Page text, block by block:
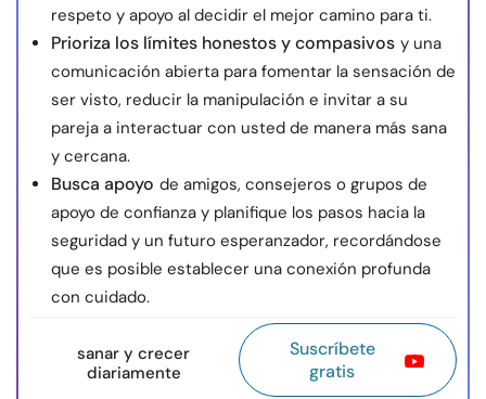
respeto y apoyo al decidir el mejor camino para ti.
Prioriza los límites honestos y compasivos y una
comunicación abierta para fomentar la sensación de
ser visto, reducir la manipulación e invitar a su
pareja a interactuar con usted de manera más sana
y cercana.
Busca apoyo de amigos, consejeros o grupos de
apoyo de confianza y planifique los pasos hacia la
seguridad y un futuro esperanzador, recordándose
que es posible establecer una conexión profunda
con cuidado.
sanar y crecer
diariamente
Suscríbete
gratis